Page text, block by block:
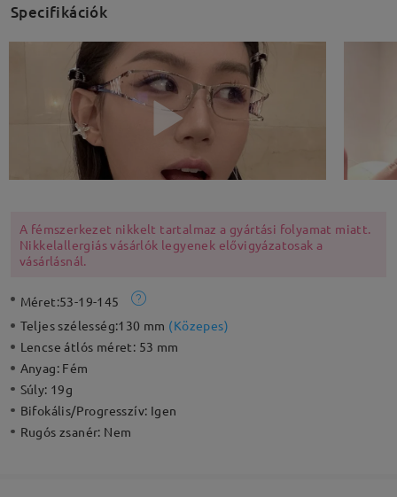
Specifikációk
A fémszerkezet nikkelt tartalmaz a gyártási folyamat miatt.
Nikkelallergiás vásárlók legyenek elővigyázatosak a
vásárlásnál.
Méret:53-19-145
Teljes szélesség:130 mm (Közepes)
Lencse átlós méret: 53 mm
Anyag: Fém
Súly: 19g
Bifokális/Progresszív: Igen
Rugós zsanér: Nem